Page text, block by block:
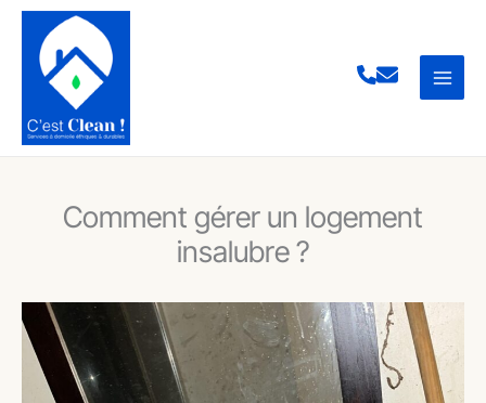
Aller
contenu
Comment gérer un logement
insalubre ?